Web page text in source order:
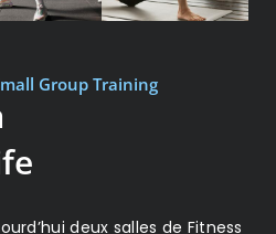
Group Training
deux salles de Fitness